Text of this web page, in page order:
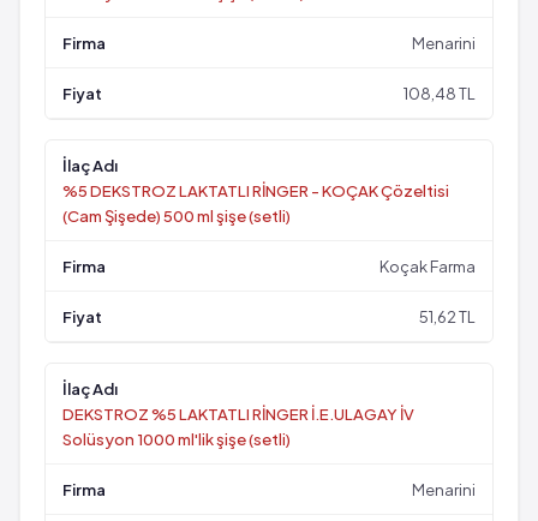
Menarini
108,48 TL
%5 DEKSTROZ LAKTATLI RİNGER - KOÇAK Çözeltisi
(Cam Şişede) 500 ml şişe (setli)
Koçak Farma
51,62 TL
DEKSTROZ %5 LAKTATLI RİNGER İ.E.ULAGAY İV
Solüsyon 1000 ml'lik şişe (setli)
Menarini